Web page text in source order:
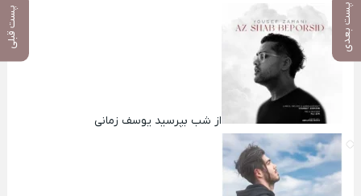
پست بعدی پست قبلی
از شب بپرسید یوسف زمانی